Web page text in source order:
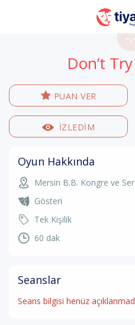
-
Don’t
PUAN VER
İZLEDİM
Oyun Hakkında
Mersin B.B. Kongre ve
Gösteri
Tek Kişilik
60 dak
Seanslar
Seans bilgisi henüz